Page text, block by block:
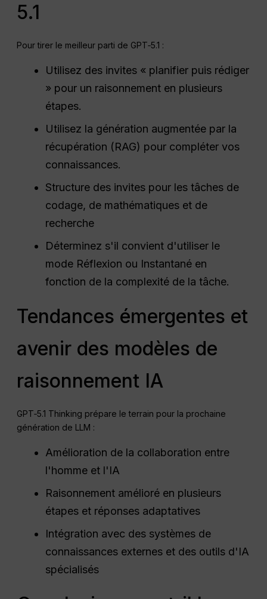
5.1
Pour tirer le meilleur parti de GPT‑5.1 :
Utilisez des invites « planifier puis rédiger
» pour un raisonnement en plusieurs
étapes.
Utilisez la génération augmentée par la
récupération (RAG) pour compléter vos
connaissances.
Structure des invites pour les tâches de
codage, de mathématiques et de
recherche
Déterminez s'il convient d'utiliser le
mode Réflexion ou Instantané en
fonction de la complexité de la tâche.
Tendances émergentes et
avenir des modèles de
raisonnement IA
GPT‑5.1 Thinking prépare le terrain pour la prochaine
génération de LLM :
Amélioration de la collaboration entre
l'homme et l'IA
Raisonnement amélioré en plusieurs
étapes et réponses adaptatives
Intégration avec des systèmes de
connaissances externes et des outils d'IA
spécialisés